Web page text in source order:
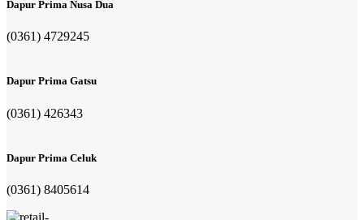
Dapur Prima Nusa Dua
(0361) 4729245
Dapur Prima Gatsu
(0361) 426343
Dapur Prima Celuk
(0361) 8405614